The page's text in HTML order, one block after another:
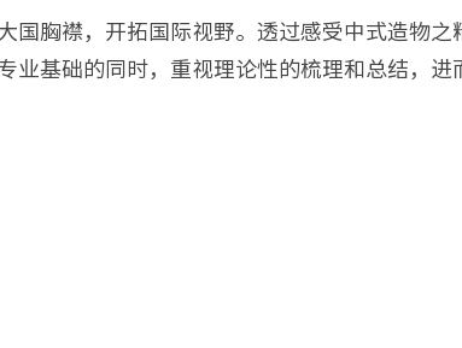
胸襟，开拓国际视野。透过感受中式造物
基础的同时，重视理论性的梳理和总结，进